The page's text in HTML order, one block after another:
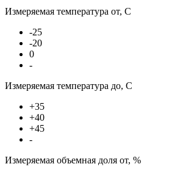
Измеряемая температура от, С
-25
-20
0
-
Измеряемая температура до, С
+35
+40
+45
-
Измеряемая объемная доля от, %